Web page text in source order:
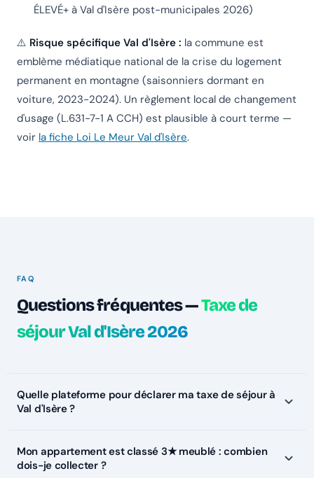
ÉLEVÉ+ à Val d'Isère post-municipales 2026)
⚠️ Risque spécifique Val d'Isère : la commune est
emblème médiatique national de la crise du logement
permanent en montagne (saisonniers dormant en
voiture, 2023-2024). Un règlement local de changement
d'usage (L.631-7-1 A CCH) est plausible à court terme —
voir la fiche Loi Le Meur Val d'Isère.
FAQ
Questions fréquentes —Taxe de
séjour Val d'Isère 2026
Quelle plateforme pour déclarer ma taxe de séjour à
Val d'Isère ?
Mon appartement est classé 3★ meublé : combien
dois-je collecter ?